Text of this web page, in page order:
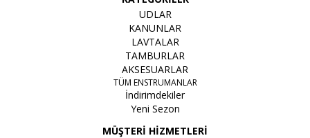
UDLAR
KANUNLAR
LAVTALAR
TAMBURLAR
AKSESUARLAR
TÜM ENSTRUMANLAR
İndirimdekiler
Yeni Sezon
MÜŞTERİ HİZMETLERİ